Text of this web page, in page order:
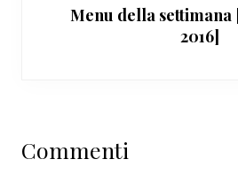
Menu della settimana
2016]
del
Commenti